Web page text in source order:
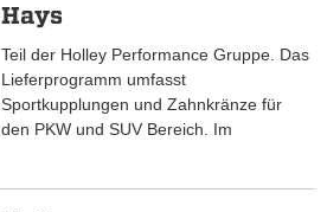
Hays
Teil der Holley Performance Gruppe. Das
Lieferprogramm umfasst
Sportkupplungen und Zahnkränze für
den PKW und SUV Bereich. Im